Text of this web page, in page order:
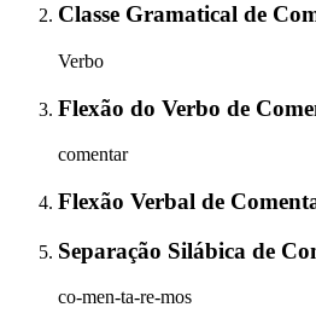
Classe Gramatical de
Verbo
Flexão do Verbo de
comentar
Flexão Verbal de
Separação Silábica de
co-men-ta-re-mos